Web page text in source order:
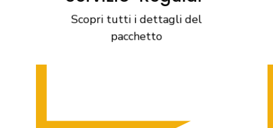
Scopri tutti i dettagli del
pacchetto
masserizie e tu potrai
dedicare tutta la tua
attenzione all’imballaggio dei